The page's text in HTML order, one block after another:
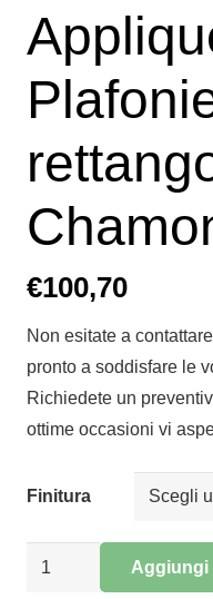
€100,70
Non esitate a
pronto a soddisfare le
Richiedete un
ottime occasioni vi
Finitura
Applique
Plafoniera
Aggiungi